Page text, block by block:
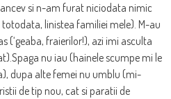
si n-am furat niciodata nimic
linistea familiei mele). M-au
(‘geaba, fraierilor!), azi imi asculta
nu iau (hainele scumpe mi le
dupa alte femei nu umblu (mi-
de tip nou, cat si paratii de